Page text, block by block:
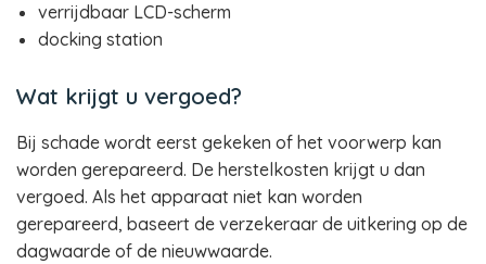
verrijdbaar LCD-scherm
docking station
Wat krijgt u vergoed?
Bij schade wordt eerst gekeken of het voorwerp kan
worden gerepareerd. De herstelkosten krijgt u dan
vergoed. Als het apparaat niet kan worden
gerepareerd, baseert de verzekeraar de uitkering op de
dagwaarde of de nieuwwaarde.